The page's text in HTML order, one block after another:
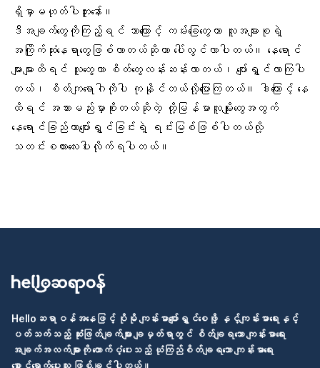
ရှိမှာမဟုတ်ပါဘူးနော်။
ဒီအချက်တွေကိုကြည့်ရင် ဘာကြောင့် ကမ်းခြေတွေဟာ လူအများစုရဲ့
အကြိုက်ဆုံးနေရာတွေဖြစ်လာတယ်ဆိုတာ ပေါ်လွင်လာပါတယ်။ နေရောင်
များများထိရင် လူတွေဟာ စိတ်တွေလန်းဆန်းလာတယ်၊ ပျော်ရွှင်လာကြပါ
တယ်၊ စိတ်ကျရောဂါကိုပါ ကုနိုင်တယ်လို့ပြောကြတယ်။ ဒါကြောင့် နေ
ထိရင် အသားမည်းမှာစိုးတယ်ဆိုတဲ့ တို့မြန်မာလူမျိုးတွေအတွက်
နေရောင်ခြည်ဟာပျော်ရွှင်ခြင်းရဲ့ ရင်းမြစ်ဖြစ်ပါတယ်လို့
သတင်းစကားလေးပါးလိုက်ရပါတယ်။
Helloဆရာဝန်အနေဖြင့် ပိုမို ကျန်းမာပျော်ရွှင်စေဖို့ နှင့်ကျန်းမာရေးနှင့်
ပတ်သက်သည့် ဆုံးဖြတ်ချက်များ ချမှတ်ရာတွင် စိတ်ချရသော ကျန်းမာရေး
အချက်အလက်များကို ထောက်ပံ့ပေးသည့် ယုံကြည်စိတ်ချရသော ကျန်းမာရေး